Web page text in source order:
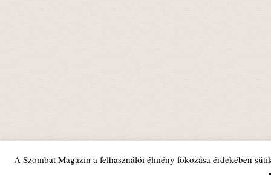
A Szombat Magazin a felhasználói élmény fokozása érdekében